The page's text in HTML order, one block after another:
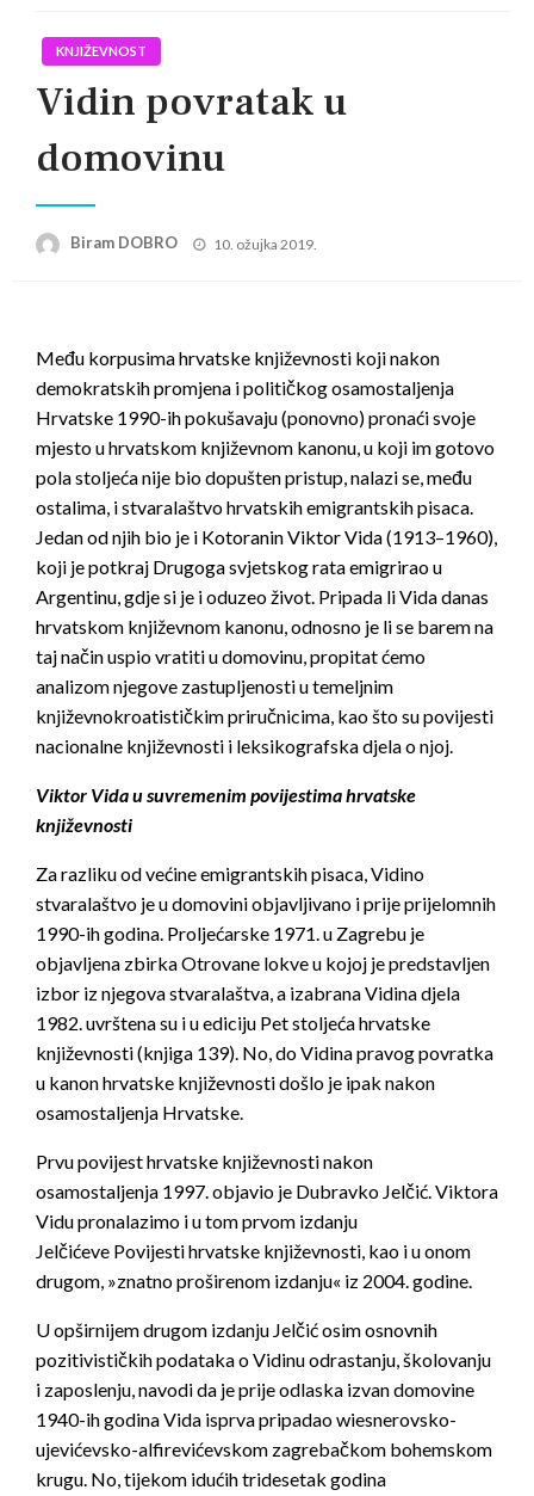
KNJIŽEVNOST
Vidin povratak u
domovinu
Biram DOBRO
Posted
10. ožujka 2019.
Među korpusima hrvatske književnosti koji nakon
demokratskih promjena i političkog osamostaljenja
Hrvatske 1990-ih pokušavaju (ponovno) pronaći svoje
mjesto u hrvatskom književnom kanonu, u koji im gotovo
pola stoljeća nije bio dopušten pristup, nalazi se, među
ostalima, i stvaralaštvo hrvatskih emigrantskih pisaca.
Jedan od njih bio je i Kotoranin Viktor Vida (1913–1960),
koji je potkraj Drugoga svjetskog rata emigrirao u
Argentinu, gdje si je i oduzeo život. Pripada li Vida danas
hrvatskom književnom kanonu, odnosno je li se barem na
taj način uspio vratiti u domovinu, propitat ćemo
analizom njegove zastupljenosti u temeljnim
književnokroatističkim priručnicima, kao što su povijesti
nacionalne književnosti i leksikografska djela o njoj.
Viktor Vida u suvremenim povijestima hrvatske
književnosti
Za razliku od većine emigrantskih pisaca, Vidino
stvaralaštvo je u domovini objavljivano i prije prijelomnih
1990-ih godina. Proljećarske 1971. u Zagrebu je
objavljena zbirkaOtrovane lokveu kojoj je predstavljen
izbor iz njegova stvaralaštva, a izabrana Vidina djela
1982. uvrštena su i u ediciju Pet stoljeća hrvatske
književnosti(knjiga 139). No, do Vidina pravog povratka
u kanon hrvatske književnosti došlo je ipak nakon
osamostaljenja Hrvatske.
Prvu povijest hrvatske književnosti nakon
osamostaljenja 1997. objavio je Dubravko Jelčić. Viktora
Vidu pronalazimo i u tom prvom izdanju
Jelčićeve Povijesti hrvatske književnosti, kao i u onom
drugom, »znatno proširenom izdanju« iz 2004. godine.
U opširnijem drugom izdanju Jelčić osim osnovnih
pozitivističkih podataka o Vidinu odrastanju, školovanju
i zaposlenju, navodi da je prije odlaska izvan domovine
1940-ih godina Vida isprva pripadao wiesnerovsko-
ujevićevsko-alfirevićevskom zagrebačkom bohemskom
krugu. No, tijekom idućih tridesetak godina